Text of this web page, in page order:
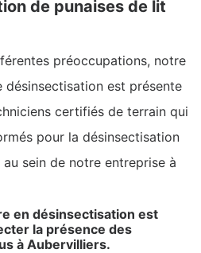
de punaises de lit
préoccupations, notre
est présente
certifiés de terrain qui
pour la désinsectisation
sein de notre entreprise à
en désinsectisation est
la présence des
à Aubervilliers.